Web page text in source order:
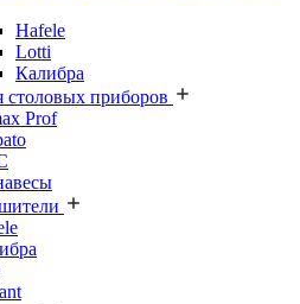
Hafele
Lotti
Калибра
столовых приборов
Prof